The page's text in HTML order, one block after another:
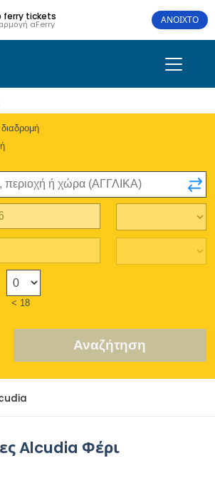
ferry tickets
aFerry ΑΝΟΙΧΤΟ
< 18
Αναζήτηση
Alcudia Φέρι